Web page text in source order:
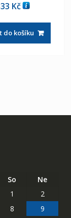
Kč
do košíku
So
Ne
1
2
8
9